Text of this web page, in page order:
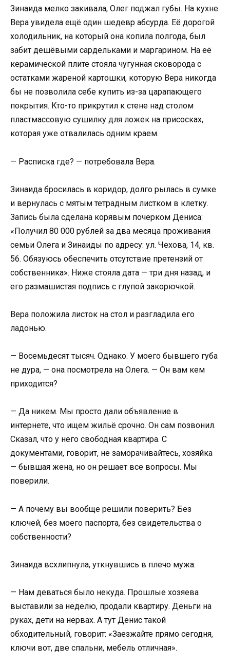
Зинаида мелко закивала, Олег поджал губы. На кухне
Вера увидела ещё один шедевр абсурда. Её дорогой
холодильник, на который она копила полгода, был
забит дешёвыми сардельками и маргарином. На её
керамической плите стояла чугунная сковорода с
остатками жареной картошки, которую Вера никогда
бы не позволила себе купить из-за царапающего
покрытия. Кто-то прикрутил к стене над столом
пластмассовую сушилку для ложек на присосках,
которая уже отвалилась одним краем.
— Расписка где? — потребовала Вера.
Зинаида бросилась в коридор, долго рылась в сумке
и вернулась с мятым тетрадным листком в клетку.
Запись была сделана корявым почерком Дениса:
«Получил 80 000 рублей за два месяца проживания
семьи Олега и Зинаиды по адресу: ул. Чехова, 14, кв.
56. Обязуюсь обеспечить отсутствие претензий от
собственника». Ниже стояла дата — три дня назад, и
его размашистая подпись с глупой закорючкой.
Вера положила листок на стол и разгладила его
ладонью.
— Восемьдесят тысяч. Однако. У моего бывшего губа
не дура, — она посмотрела на Олега. — Он вам кем
приходится?
— Да никем. Мы просто дали объявление в
интернете, что ищем жильё срочно. Он сам позвонил.
Сказал, что у него свободная квартира. С
документами, говорит, не заморачивайтесь, хозяйка
— бывшая жена, но он решает все вопросы. Мы
поверили.
— А почему вы вообще решили поверить? Без
ключей, без моего паспорта, без свидетельства о
собственности?
Зинаида всхлипнула, уткнувшись в плечо мужа.
— Нам деваться было некуда. Прошлые хозяева
выставили за неделю, продали квартиру. Деньги на
руках, дети на нервах. А тут Денис такой
обходительный, говорит: «Заезжайте прямо сегодня,
ключи вот, две спальни, мебель отличная».